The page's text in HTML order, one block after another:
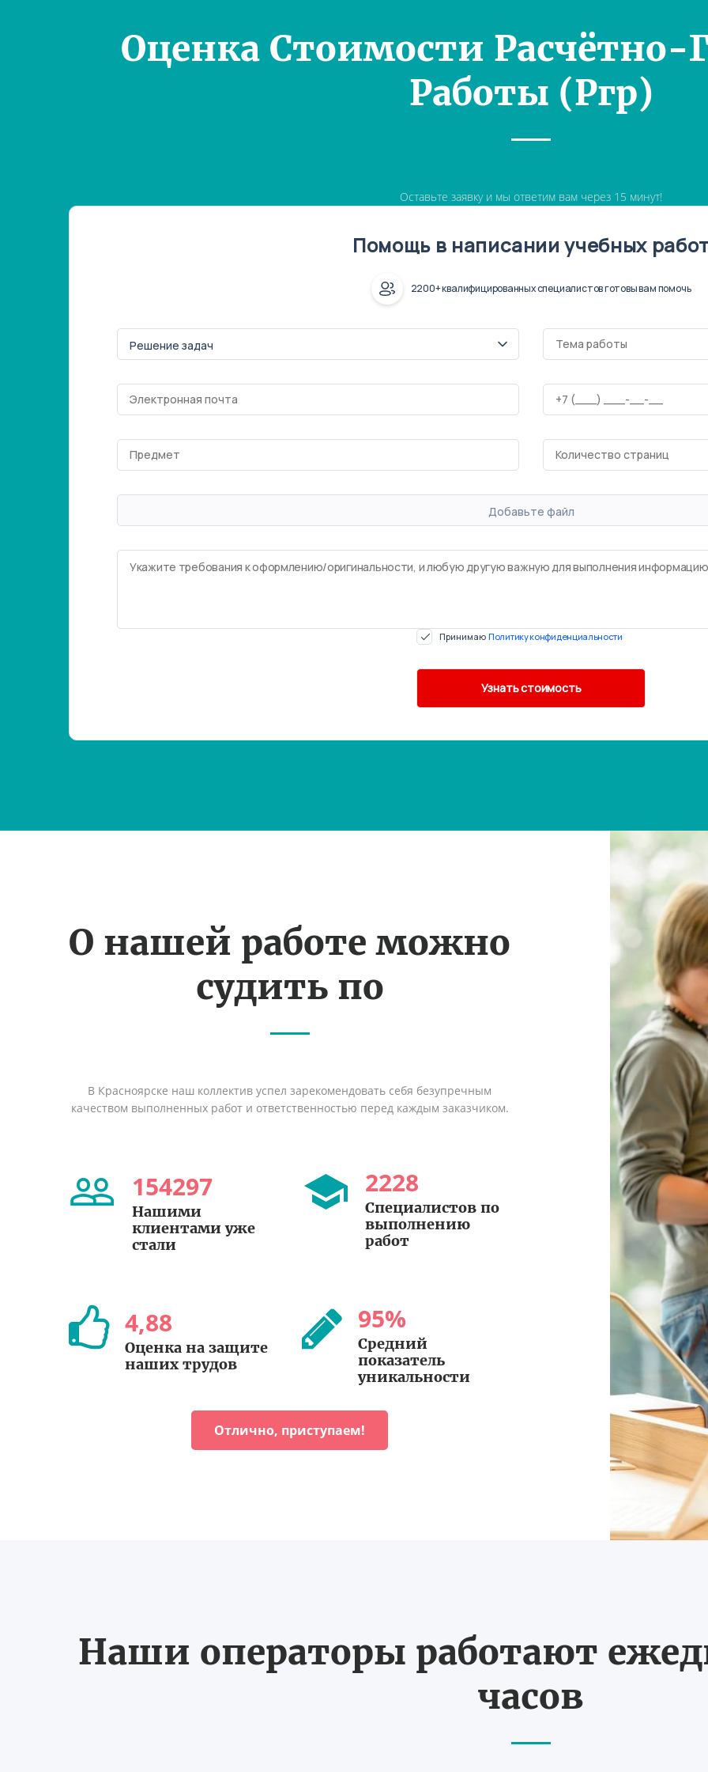
Оценка Стоимости Расчётно-
Работы (Ргр)
Оставьте заявку и мы ответим вам через 15 минут!
Помощь в написании учебных
2200+ квалифицированных специалистов готовы вам помочь
Добавьте файл
Принимаю Политику конфиденциальности
О нашей работе можно
судить по
В Красноярске наш коллектив успел зарекомендовать себя безупречным
качеством выполненных работ и ответственностью перед каждым заказчиком.
154297
Нашими
клиентами уже
стали
2228
Специалистов по
выполнению
работ
4,88
Оценка на защите
наших трудов
95%
Средний
показатель
уникальности
Отлично, приступаем!
Наши операторы работают
часов